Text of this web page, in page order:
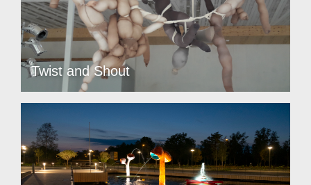
Twist and Shout